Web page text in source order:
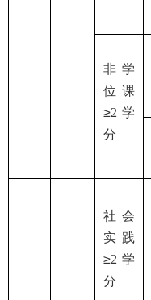
非学
位课
≥2 学
分
社会
实践
≥2 学
分